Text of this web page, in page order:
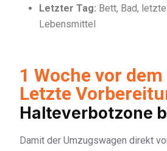
Letzter Tag: Bett, Bad,
Lebensmittel
1 Woche vor
Letzte
Halteverbotzone
Damit der Umzugswagen direkt